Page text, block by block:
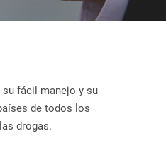
su fácil manejo y su
de todos los
drogas.